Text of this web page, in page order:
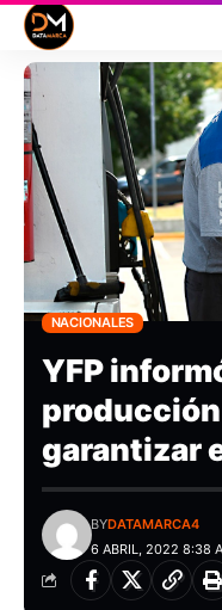
NACIONALES
YFP
garantizar
6 ABRIL, 2022 8:38
BYDATAMARCA4